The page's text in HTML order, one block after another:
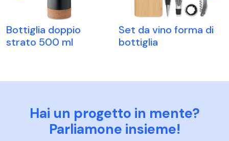
Bottiglia doppio
strato 500 ml
Set da vino forma di
bottiglia
Hai un progetto in mente?
Parliamone insieme!